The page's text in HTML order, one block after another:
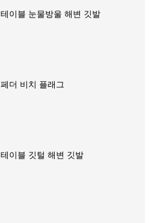
테이블 눈물방울 해변 깃발
페더 비치 플래그
테이블 깃털 해변 깃발